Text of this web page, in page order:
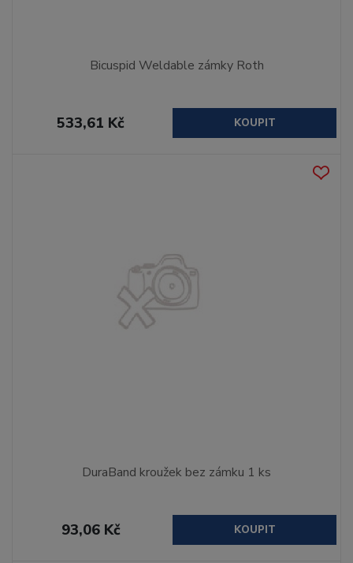
Bicuspid Weldable zámky Roth
533,61 Kč KOUPIT
DuraBand kroužek bez zámku 1 ks
93,06 Kč KOUPIT